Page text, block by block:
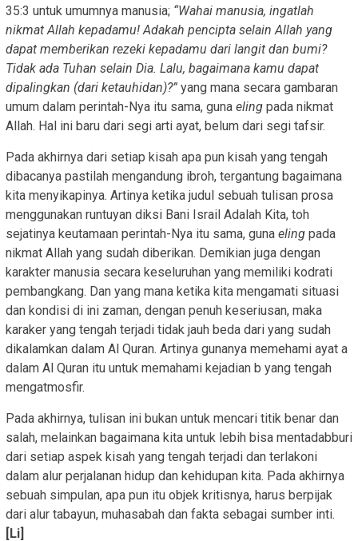
35:3 untuk umumnya manusia; “Wahai manusia, ingatlah
nikmat Allah kepadamu! Adakah pencipta selain Allah yang
dapat memberikan rezeki kepadamu dari langit dan bumi?
Tidak ada Tuhan selain Dia. Lalu, bagaimana kamu dapat
dipalingkan (dari ketauhidan)?” yang mana secara gambaran
umum dalam perintah-Nya itu sama, guna eling pada nikmat
Allah. Hal ini baru dari segi arti ayat, belum dari segi tafsir.
Pada akhirnya dari setiap kisah apa pun kisah yang tengah
dibacanya pastilah mengandung ibroh, tergantung bagaimana
kita menyikapinya. Artinya ketika judul sebuah tulisan prosa
menggunakan runtuyan diksi Bani Israil Adalah Kita, toh
sejatinya keutamaan perintah-Nya itu sama, guna eling pada
nikmat Allah yang sudah diberikan. Demikian juga dengan
karakter manusia secara keseluruhan yang memiliki kodrati
pembangkang. Dan yang mana ketika kita mengamati situasi
dan kondisi di ini zaman, dengan penuh keseriusan, maka
karaker yang tengah terjadi tidak jauh beda dari yang sudah
dikalamkan dalam Al Quran. Artinya gunanya memehami ayat a
dalam Al Quran itu untuk memahami kejadian b yang tengah
mengatmosfir.
Pada akhirnya, tulisan ini bukan untuk mencari titik benar dan
salah, melainkan bagaimana kita untuk lebih bisa mentadabburi
dari setiap aspek kisah yang tengah terjadi dan terlakoni
dalam alur perjalanan hidup dan kehidupan kita. Pada akhirnya
sebuah simpulan, apa pun itu objek kritisnya, harus berpijak
dari alur tabayun, muhasabah dan fakta sebagai sumber inti.
[Li]